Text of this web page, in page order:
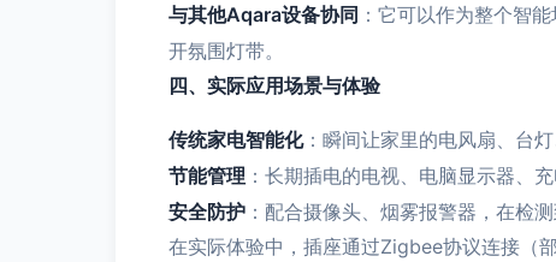
与其他Aqara设备协同 ：它可以作为整个智
开氛围灯带。
四、实际应用场景与体验
传统家电智能化：瞬间让家里的电风扇、台
节能管理 ：长期插电的电视、电脑显示器、
安全防护 ：配合摄像头、烟雾报警器，在检
在实际体验中，插座通过Zigbee协议连接（